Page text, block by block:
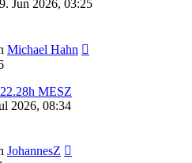
Jun 2026, 03:25
Michael Hahn
MESZ
2026, 08:34
JohannesZ